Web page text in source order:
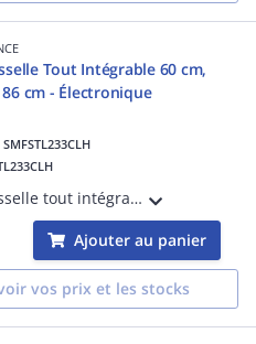
Tout Intégrable 60 cm,
cm - Électronique
SMFSTL233CLH
Lave-vaisselle tout intégrable hauteur 86 cm, 2 paniers - 13 couverts, Moteur inverter 2.0, Bandeau de commande gris métal, Cuve et porte inox - PROGRAMMES / FONCTIONS : 11 programmes dont : Hygiène 99,9%, Progr. 1 heure, Silence (- 2 dB),
Ajouter au panier
vos prix et les stocks